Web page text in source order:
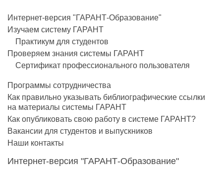
Интернет-версия "ГАРАНТ-Образование"
Изучаем систему ГАРАНТ
Практикум для студентов
Проверяем знания системы ГАРАНТ
Сертификат профессионального пользователя
Программы сотрудничества
Как правильно указывать библиографические ссылки
на материалы системы ГАРАНТ
Как опубликовать свою работу в системе ГАРАНТ?
Вакансии для студентов и выпускников
Наши контакты
Интернет-версия "ГАРАНТ-Образование"